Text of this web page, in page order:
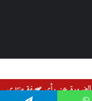
بالضرورة عن رأي صحيفة منتدى